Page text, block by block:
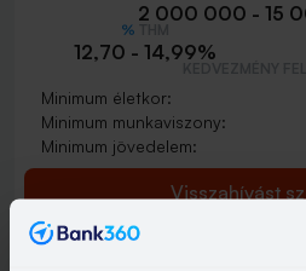
2 000 000 - 15
12,70 - 14,99%
Minimum életkor:
Minimum munkaviszony:
Minimum jövedelem:
Visszahívást